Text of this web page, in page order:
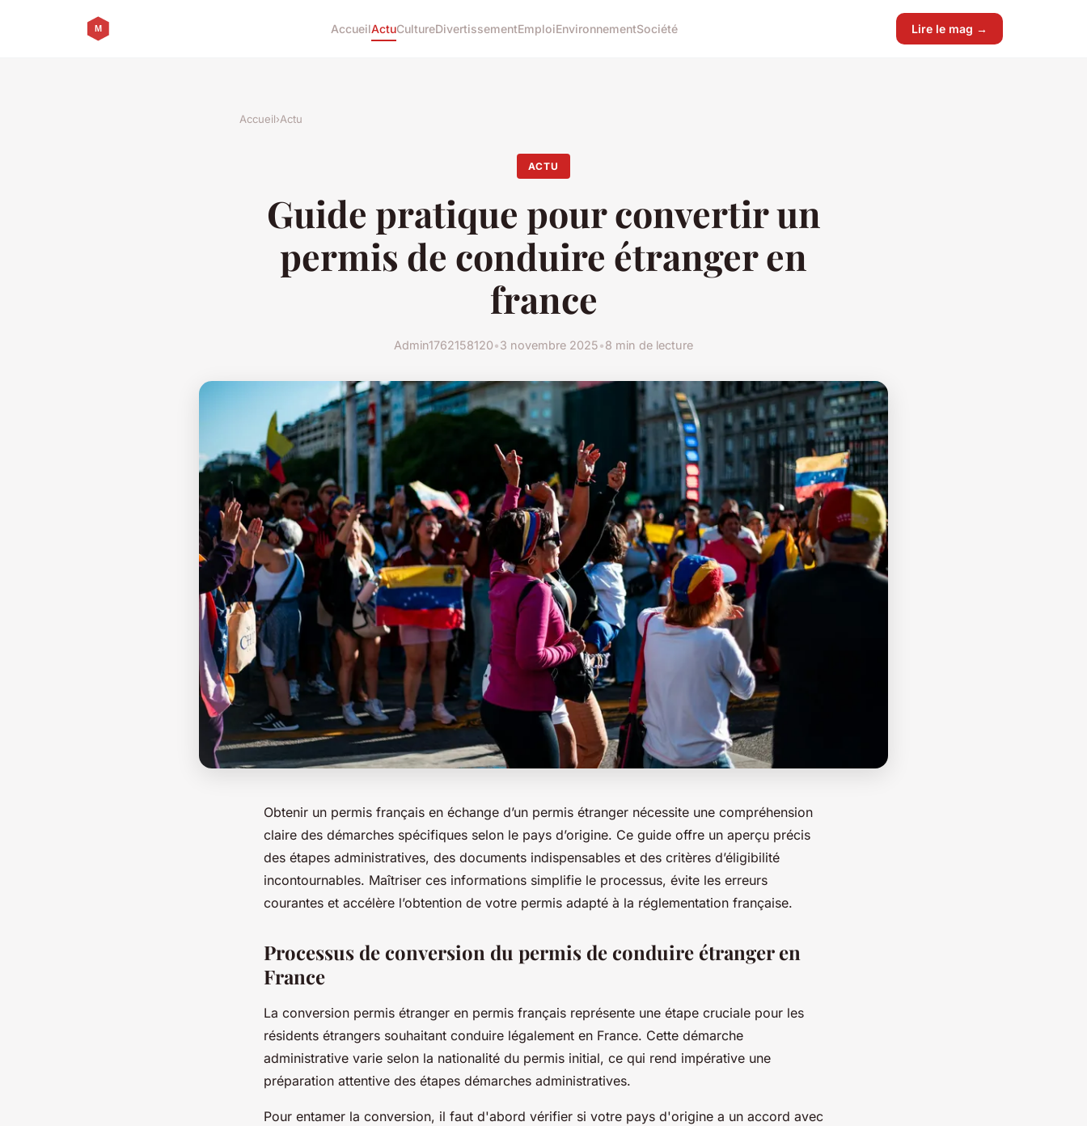
AccueilActuCultureDivertissementEmploiEnvironnementSociété Lire le mag →
Accueil›Actu
ACTU
Guide pratique pour convertir un
permis de conduire étranger en
france
Admin1762158120•3 novembre 2025•8 min de lecture
Obtenir un permis français en échange d’un permis étranger nécessite une compréhension
claire des démarches spécifiques selon le pays d’origine. Ce guide offre un aperçu précis
des étapes administratives, des documents indispensables et des critères d’éligibilité
incontournables. Maîtriser ces informations simplifie le processus, évite les erreurs
courantes et accélère l’obtention de votre permis adapté à la réglementation française.
Processus de conversion du permis de conduire étranger en
France
La conversion permis étranger en permis français représente une étape cruciale pour les
résidents étrangers souhaitant conduire légalement en France. Cette démarche
administrative varie selon la nationalité du permis initial, ce qui rend impérative une
préparation attentive des étapes démarches administratives.
Pour entamer la conversion, il faut d'abord vérifier si votre pays d'origine a un accord avec